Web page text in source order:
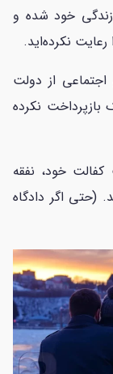
خود شده و
نکرده‌اید.
از دولت
نکرده
کفالت خود، نفقه
(حتی اگر دادگاه